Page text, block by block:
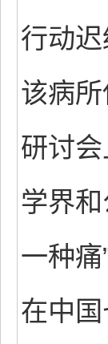
行动
该病
研讨
学界
一种
在中国